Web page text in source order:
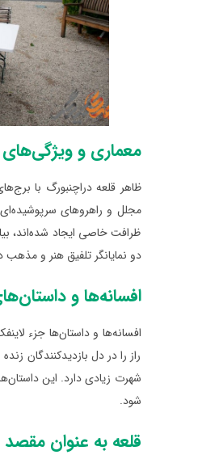
معماری و ویژگی‌های
ظاهر قلعه دراچنبورگ با
مجلل و راهروهای
ظرافت خاصی ایجاد شده‌اند،
دو نمایانگر تلفیق هنر و
افسانه‌ها و
افسانه‌ها و داستان‌ها جزء
راز را در دل بازدیدکنندگان
شهرت زیادی دارد. این
شود.
قلعه به عنوان